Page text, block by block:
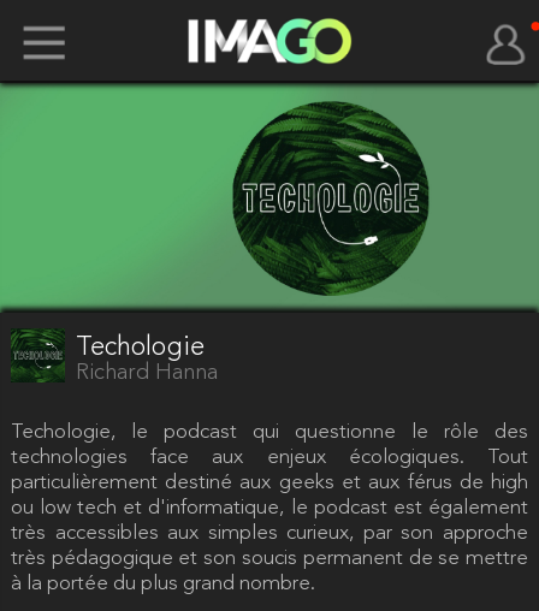
Techologie
Richard Hanna
Techologie, le podcast qui questionne le rôle des
technologies face aux enjeux écologiques. Tout
particulièrement destiné aux geeks et aux férus de high
ou low tech et d'informatique, le podcast est également
très accessibles aux simples curieux, par son approche
très pédagogique et son soucis permanent de se mettre
à la portée du plus grand nombre.